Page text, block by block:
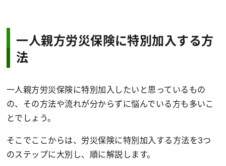
一人親方労災保険に特別加入する方
法
一人親方労災保険に特別加入したいと思っているもの
の、その方法や流れが分からずに悩んでいる方も多いこ
とでしょう。
そこでここからは、労災保険に特別加入する方法を3つ
のステップに大別し、順に解説します。